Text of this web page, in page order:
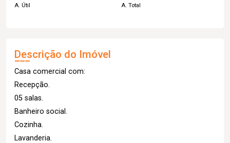
A. Útil A. Total
Descrição do Imóvel
Casa comercial com:
Recepção.
05 salas.
Banheiro social.
Cozinha.
Lavanderia.